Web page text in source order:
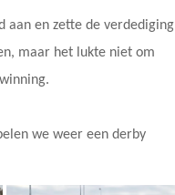
aan en zette de verdediging
maar het lukte niet om
we weer een derby